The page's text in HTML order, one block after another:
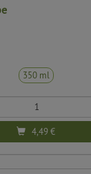
350 ml
4,49€